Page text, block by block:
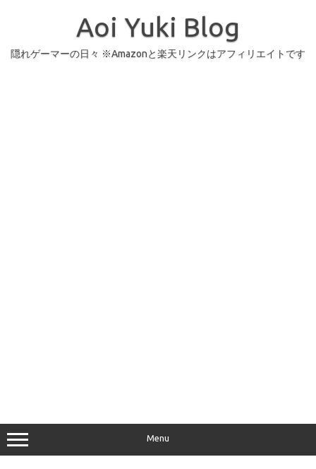
Aoi Yuki Blog
隠れゲーマーの日々 ※Amazonと楽天リンクはアフィリエイトです
Menu